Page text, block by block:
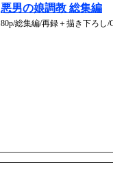
悪男の娘調教 総集編
80p/総集編/再録＋描き下ろし